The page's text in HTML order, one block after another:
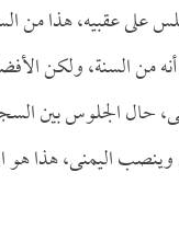
على عقبيه، هذا من
من السنة، ولكن
حال الجلوس بين
اليمنى، هذا هو